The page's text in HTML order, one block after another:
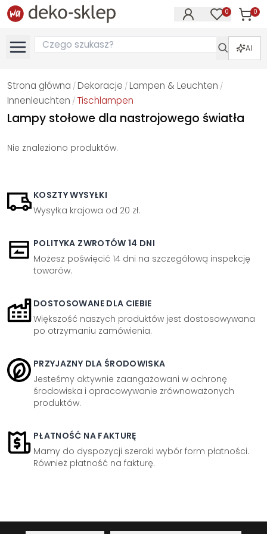
0 0
AI
Strona główna / Dekoracje / Lampen & Leuchten /
Innenleuchten /Tischlampen
Lampy stołowe dla nastrojowego światła
Nie znaleziono produktów.
KOSZTY WYSYŁKI
Wysyłka krajowa od 20 zł.
POLITYKA ZWROTÓW 14 DNI
Możesz poświęcić 14 dni na szczegółową inspekcję
towarów.
DOSTOSOWANE DLA CIEBIE
Większość naszych produktów jest dostosowywana
po otrzymaniu zamówienia.
PRZYJAZNY DLA ŚRODOWISKA
Jesteśmy aktywnie zaangażowani w ochronę
środowiska i opracowywanie zrównoważonych
produktów.
PŁATNOŚĆ NA FAKTURĘ
Mamy do dyspozycji szeroki wybór form płatności.
Również płatność na fakturę.